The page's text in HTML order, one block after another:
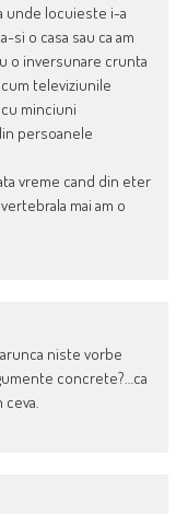
unde locuieste i-a
si o casa sau ca am
o inversunare crunta
televiziunile
minciuni
persoanele
vreme cand din eter
mai am o
niste vorbe
concrete?…ca